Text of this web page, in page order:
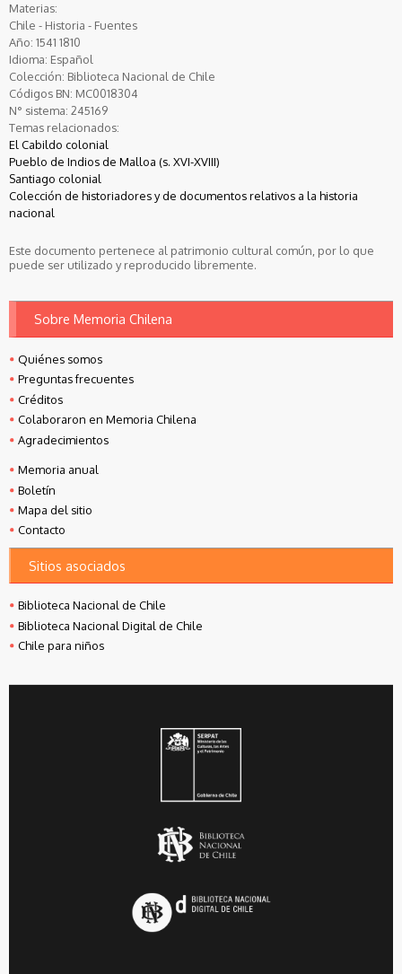
Materias:
Chile - Historia - Fuentes
Año: 1541 1810
Idioma: Español
Colección: Biblioteca Nacional de Chile
Códigos BN: MC0018304
N° sistema: 245169
Temas relacionados:
El Cabildo colonial
Pueblo de Indios de Malloa (s. XVI-XVIII)
Santiago colonial
Colección de historiadores y de documentos relativos a la historia
nacional
Este documento pertenece al patrimonio cultural común, por lo que
puede ser utilizado y reproducido libremente.
Sobre Memoria Chilena
Quiénes somos
Preguntas frecuentes
Créditos
Colaboraron en Memoria Chilena
Agradecimientos
Memoria anual
Boletín
Mapa del sitio
Contacto
Sitios asociados
Biblioteca Nacional de Chile
Biblioteca Nacional Digital de Chile
Chile para niños